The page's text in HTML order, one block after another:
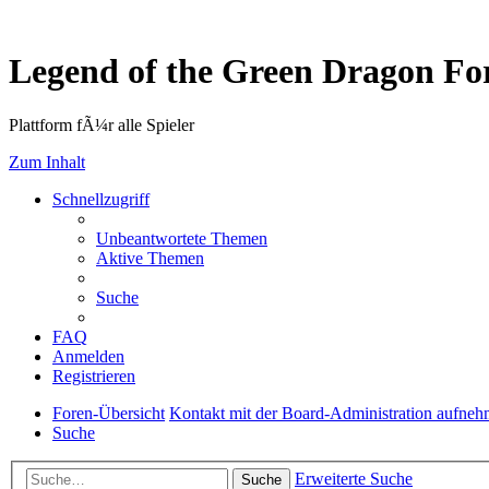
Legend of the Green Dragon
Plattform fÃ¼r alle Spieler
Zum Inhalt
Schnellzugriff
Unbeantwortete Themen
Aktive Themen
Suche
FAQ
Anmelden
Registrieren
Foren-Übersicht Kontakt mit der Board-Administration
Suche
Suche Erweiterte Suche